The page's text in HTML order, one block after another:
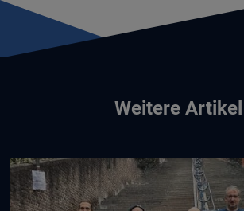
Weitere Artikel